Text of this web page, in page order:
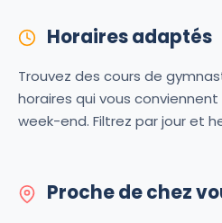
Horaires adaptés
Trouvez des cours de
horaires qui vous
week-end. Filtrez par jour et
Proche de chez